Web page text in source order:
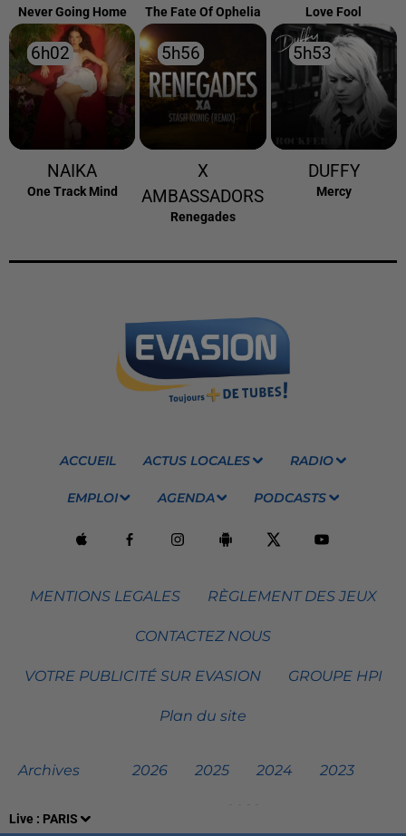
Live : PARIS
Never Going Home The Fate Of Ophelia Love Fool
6h02
6h02
NAIKA
One Track Mind
5h56
5h56
X
AMBASSADORS
Renegades
5h53
5h53
DUFFY
Mercy
ACCUEIL ACTUS LOCALES RADIO
EMPLOI AGENDA PODCASTS
MENTIONS LEGALES RÈGLEMENT DES JEUX
CONTACTEZ NOUS
VOTRE PUBLICITÉ SUR EVASION GROUPE HPI
Plan du site
Archives 2026 2025 2024 2023
2022